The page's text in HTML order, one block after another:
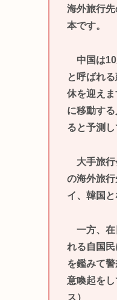
海外旅行
本です。
中国は10
と呼ばれ
休を迎え
に移動す
ると予測し
大手旅行
の海外旅
イ、韓国と
一方、在
れる自国
を鑑みて
意喚起を
ス）